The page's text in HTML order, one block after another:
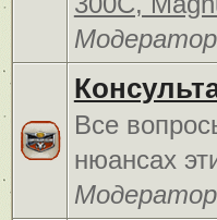
Все
нюансах